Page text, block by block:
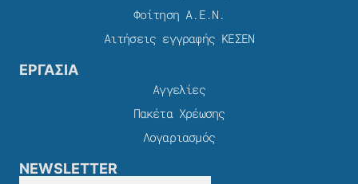
Φοίτηση Α.Ε.Ν.
Αιτήσεις εγγραφής ΚΕΣΕΝ
ΕΡΓΑΣΙΑ
Αγγελίες
Πακέτα Χρέωσης​
Λογαριασμός
NEWSLETTER